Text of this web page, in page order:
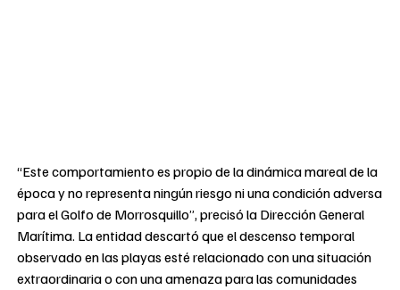
“Este comportamiento es propio de la dinámica mareal de la
época y no representa ningún riesgo ni una condición adversa
para el Golfo de Morrosquillo”, precisó la Dirección General
Marítima. La entidad descartó que el descenso temporal
observado en las playas esté relacionado con una situación
extraordinaria o con una amenaza para las comunidades